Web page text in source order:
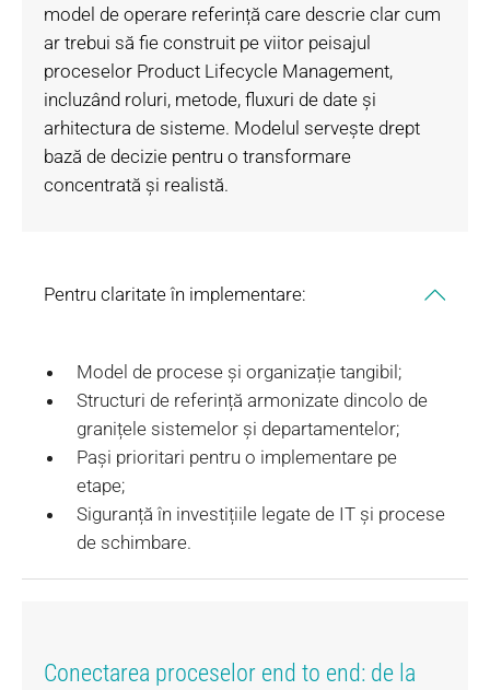
model de operare referință care descrie clar cum
ar trebui să fie construit pe viitor peisajul
proceselor Product Lifecycle Management,
incluzând roluri, metode, fluxuri de date și
arhitectura de sisteme. Modelul servește drept
bază de decizie pentru o transformare
concentrată și realistă.
Pentru claritate în implementare:
Model de procese și organizație tangibil;
Structuri de referință armonizate dincolo de
granițele sistemelor și departamentelor;
Pași prioritari pentru o implementare pe
etape;
Siguranță în investițiile legate de IT și procese
de schimbare.
Conectarea proceselor end to end: de la